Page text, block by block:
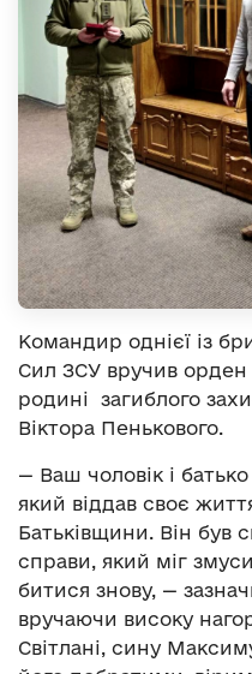
Командир однієї із
Сил ЗСУ вручив орден
родині загиблого
Віктора Пенькового.
— Ваш чоловік і
який віддав своє
Батьківщини. Він був
справи, який міг
битися знову, —
вручаючи високу
Світлані, сину